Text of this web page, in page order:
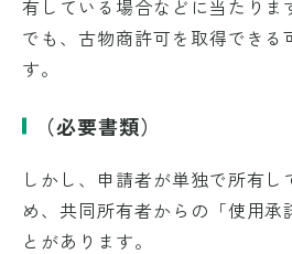
有している場合などに当たりま
でも、古物商許可を取得できる
す。
（必要書類）
しかし、申請者が単独で所有
め、共同所有者からの「使用承
とがあります。